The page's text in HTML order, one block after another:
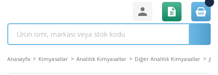
Anasayfa Kimyasallar Analitik Kimyasallar Diğer Analitik Kimyasallar